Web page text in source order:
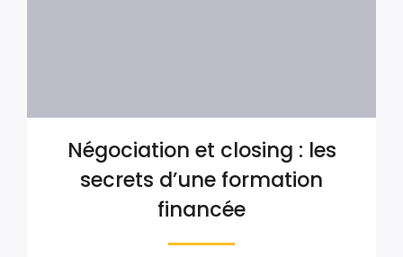
Négociation et closing : les
secrets d’une formation
financée